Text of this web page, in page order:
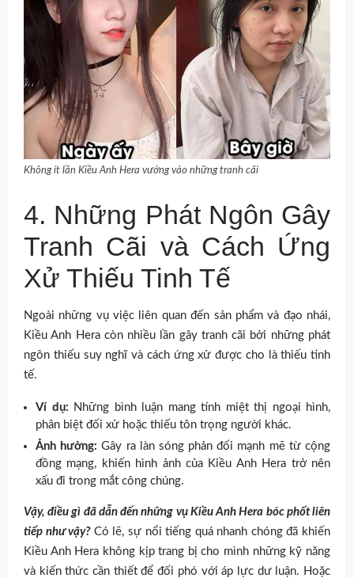
Không ít lần Kiều Anh Hera vướng vào những tranh cãi
4. Những Phát Ngôn Gây
Tranh Cãi và Cách Ứng
Xử Thiếu Tinh Tế
Ngoài những vụ việc liên quan đến sản phẩm và đạo nhái,
Kiều Anh Hera còn nhiều lần gây tranh cãi bởi những phát
ngôn thiếu suy nghĩ và cách ứng xử được cho là thiếu tinh
tế.
Ví dụ: Những bình luận mang tính miệt thị ngoại hình,
phân biệt đối xử hoặc thiếu tôn trọng người khác.
Ảnh hưởng: Gây ra làn sóng phản đối mạnh mẽ từ cộng
đồng mạng, khiến hình ảnh của Kiều Anh Hera trở nên
xấu đi trong mắt công chúng.
Vậy, điều gì đã dẫn đến những vụ Kiều Anh Hera bóc phốt liên
tiếp như vậy?Có lẽ, sự nổi tiếng quá nhanh chóng đã khiến
Kiều Anh Hera không kịp trang bị cho mình những kỹ năng
và kiến thức cần thiết để đối phó với áp lực dư luận. Hoặc